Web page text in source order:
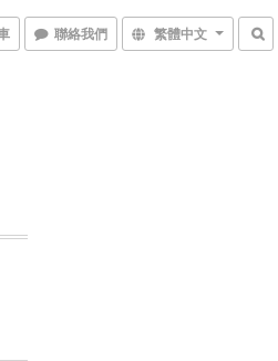
聯絡我們 繁體中文